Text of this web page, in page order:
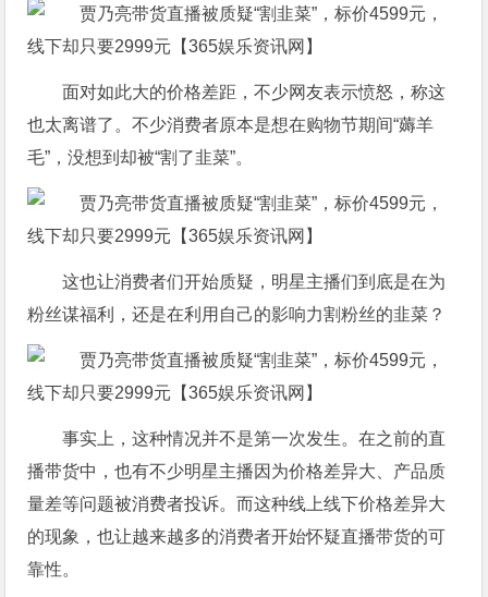
面对如此大的价格差距，不少网友表示愤怒，称这
也太离谱了。不少消费者原本是想在购物节期间“薅羊
毛”，没想到却被“割了韭菜”。
这也让消费者们开始质疑，明星主播们到底是在为
粉丝谋福利，还是在利用自己的影响力割粉丝的韭菜？
事实上，这种情况并不是第一次发生。在之前的直
播带货中，也有不少明星主播因为价格差异大、产品质
量差等问题被消费者投诉。而这种线上线下价格差异大
的现象，也让越来越多的消费者开始怀疑直播带货的可
靠性。